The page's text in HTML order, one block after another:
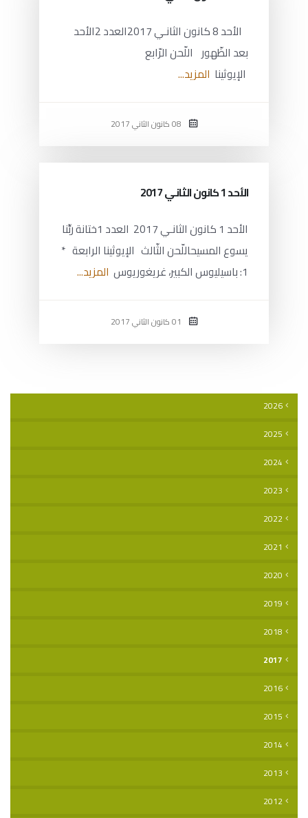
الأحد 8 كانون الثانـي 2017العدد 2الأحد
بعد الظّهور اللّحن الرّابع
الإيوثينا المزيد...
الأحد 1 كانون الثانـي 2017
الأحد 1 كانون الثانـي 2017 العدد 1ختانة ربِّنا
يسوع المسيحاللّحن الثّالث الإيوثينا الرابعة *
1: باسيليوس الكبير، غريغوريوس
المزيد...
2026
2025
2024
2023
2022
2021
2020
2019
2018
2017
2016
2015
2014
2013
2012